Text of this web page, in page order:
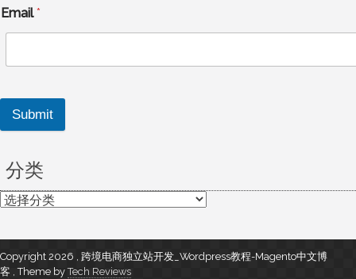
Email*
Submit
分类
分
Copyright 2026 , 跨境电商独立站开发_Wordpress教程-Magento中文博
客 ,Theme byTech Reviews